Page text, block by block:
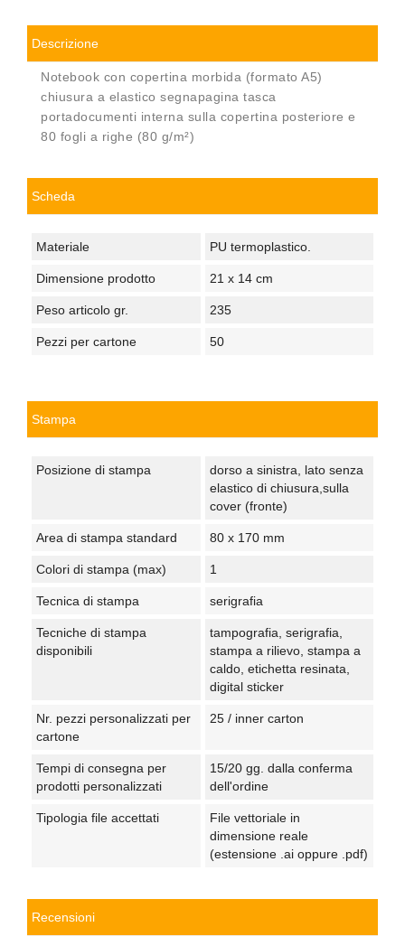
Descrizione
Notebook con copertina morbida (formato A5)
chiusura a elastico segnapagina tasca
portadocumenti interna sulla copertina posteriore e
80 fogli a righe (80 g/m²)
Scheda
Materiale PU termoplastico.
Dimensione prodotto 21 x 14 cm
Peso articolo gr. 235
Pezzi per cartone 50
Stampa
Posizione di stampa
dorso a sinistra, lato senza
elastico di chiusura,sulla
cover (fronte)
Area di stampa standard 80 x 170 mm
Colori di stampa (max) 1
Tecnica di stampa serigrafia
Tecniche di stampa
disponibili
tampografia, serigrafia,
stampa a rilievo, stampa a
caldo, etichetta resinata,
digital sticker
Nr. pezzi personalizzati per
cartone
25 / inner carton
Tempi di consegna per
prodotti personalizzati
15/20 gg. dalla conferma
dell'ordine
Tipologia file accettati
File vettoriale in
dimensione reale
(estensione .ai oppure .pdf)
Recensioni